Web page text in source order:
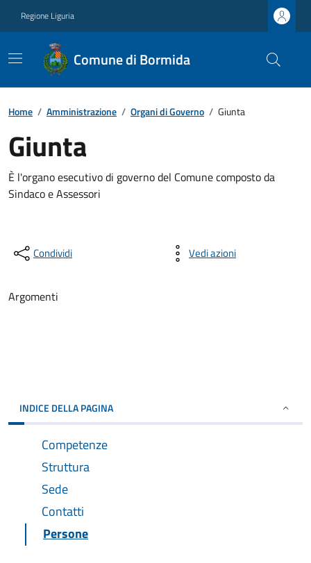
Regione Liguria
Comune di Bormida
Home / Amministrazione / Organi di Governo / Giunta
Giunta
È l'organo esecutivo di governo del Comune composto da
Sindaco e Assessori
Condividi Vedi azioni
Argomenti
INDICE DELLA PAGINA
Competenze
Struttura
Sede
Contatti
Persone